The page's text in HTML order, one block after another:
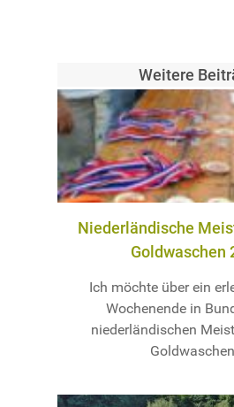
Weitere
Niederländische
Goldwaschen
Ich möchte über ein
Wochenende in
niederländischen